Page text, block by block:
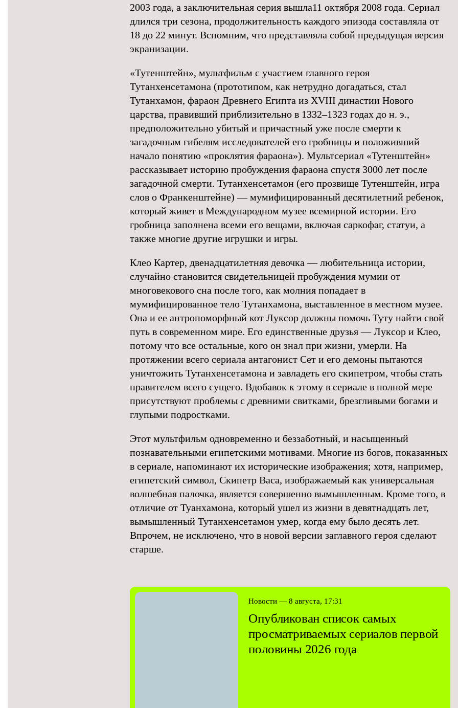
2003 года, а заключительная серия вышла11 октября 2008 года. Сериал
длился три сезона, продолжительность каждого эпизода составляла от
18 до 22 минут. Вспомним, что представляла собой предыдущая версия
экранизации.
«Тутенштейн», мультфильм с участием главного героя
Тутанхенсетамона (прототипом, как нетрудно догадаться, стал
Тутанхамон, фараон Древнего Египта из XVIII династии Нового
царства, правивший приблизительно в 1332–1323 годах до н. э.,
предположительно убитый и причастный уже после смерти к
загадочным гибелям исследователей его гробницы и положивший
начало понятию «проклятия фараона»). Мультсериал «Тутенштейн»
рассказывает историю пробуждения фараона спустя 3000 лет после
загадочной смерти. Тутанхенсетамон (его прозвище Тутенштейн, игра
слов о Франкенштейне) — мумифицированный десятилетний ребенок,
который живет в Международном музее всемирной истории. Его
гробница заполнена всеми его вещами, включая саркофаг, статуи, а
также многие другие игрушки и игры.
Клео Картер, двенадцатилетняя девочка — любительница истории,
случайно становится свидетельницей пробуждения мумии от
многовекового сна после того, как молния попадает в
мумифицированное тело Тутанхамона, выставленное в местном музее.
Она и ее антропоморфный кот Луксор должны помочь Туту найти свой
путь в современном мире. Его единственные друзья — Луксор и Клео,
потому что все остальные, кого он знал при жизни, умерли. На
протяжении всего сериала антагонист Сет и его демоны пытаются
уничтожить Тутанхенсетамона и завладеть его скипетром, чтобы стать
правителем всего сущего. Вдобавок к этому в сериале в полной мере
присутствуют проблемы с древними свитками, брезгливыми богами и
глупыми подростками.
Этот мультфильм одновременно и беззаботный, и насыщенный
познавательными египетскими мотивами. Многие из богов, показанных
в сериале, напоминают их исторические изображения; хотя, например,
египетский символ, Скипетр Васа, изображаемый как универсальная
волшебная палочка, является совершенно вымышленным. Кроме того, в
отличие от Туанхамона, который ушел из жизни в девятнадцать лет,
вымышленный Тутанхенсетамон умер, когда ему было десять лет.
Впрочем, не исключено, что в новой версии заглавного героя сделают
старше.
Новости — 8 августа, 17:31
Опубликован список самых
просматриваемых сериалов первой
половины 2026 года